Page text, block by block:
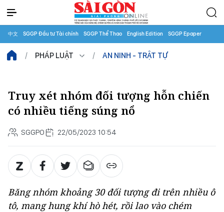
中文 SGGP Đầu tư Tài chính SGGP Thể Thao English Edition SGGP Epaper
PHÁP LUẬT AN NINH - TRẬT TỰ
Truy xét nhóm đối tượng hỗn chiến
có nhiều tiếng súng nổ
SGGPO 22/05/2023 10:54
Băng nhóm khoảng 30 đối tượng đi trên nhiều ô
tô, mang hung khí hò hét, rồi lao vào chém